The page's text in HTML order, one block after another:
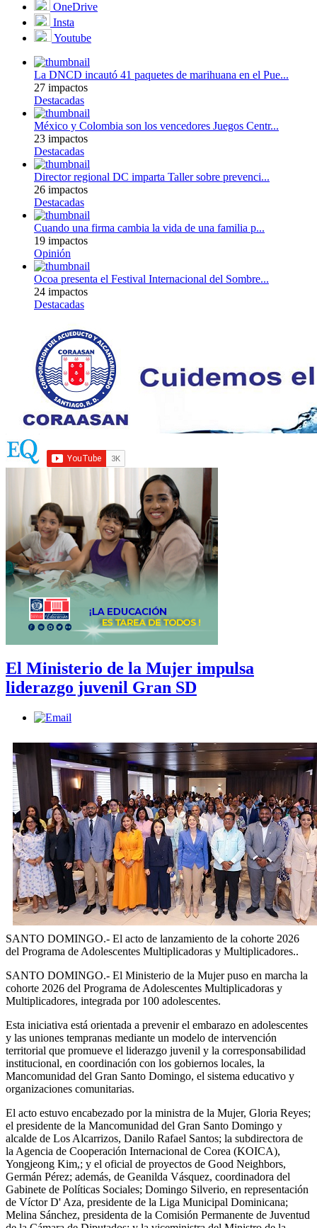
OneDrive
Insta
Youtube
La DNCD incautó 41 paquetes de marihuana en el Pue...
27 impactos
Destacadas
México y Colombia son los vencedores Juegos Centr...
23 impactos
Destacadas
Director regional DC imparta Taller sobre prevenci...
26 impactos
Destacadas
Cuando una firma cambia la vida de una familia p...
19 impactos
Opinión
Ocoa presenta el Festival Internacional del Sombre...
24 impactos
Destacadas
El Ministerio de la Mujer impulsa
liderazgo juvenil Gran SD
SANTO DOMINGO.- El acto de lanzamiento de la cohorte 2026
del Programa de Adolescentes Multiplicadoras y Multiplicadores..
SANTO DOMINGO.- El Ministerio de la Mujer puso en marcha la
cohorte 2026 del Programa de Adolescentes Multiplicadoras y
Multiplicadores, integrada por 100 adolescentes.
Esta iniciativa está orientada a prevenir el embarazo en adolescentes
y las uniones tempranas mediante un modelo de intervención
territorial que promueve el liderazgo juvenil y la corresponsabilidad
institucional, en coordinación con los gobiernos locales, la
Mancomunidad del Gran Santo Domingo, el sistema educativo y
organizaciones comunitarias.
El acto estuvo encabezado por la ministra de la Mujer, Gloria Reyes;
el presidente de la Mancomunidad del Gran Santo Domingo y
alcalde de Los Alcarrizos, Danilo Rafael Santos; la subdirectora de
la Agencia de Cooperación Internacional de Corea (KOICA),
Yongjeong Kim,; y el oficial de proyectos de Good Neighbors,
Germán Pérez; además, de Geanilda Vásquez, coordinadora del
Gabinete de Políticas Sociales; Domingo Silverio, en representación
de Víctor D' Aza, presidente de la Liga Municipal Dominicana;
Melina Sánchez, presidenta de la Comisión Permanente de Juventud